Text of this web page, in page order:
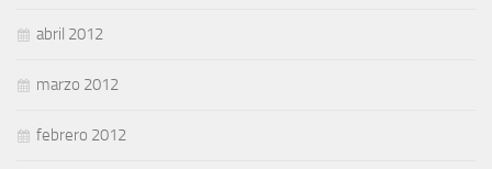
abril 2012
marzo 2012
febrero 2012